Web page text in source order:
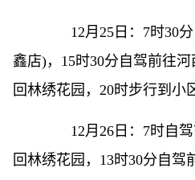
12月25日：7时30分
鑫店)，15时30分自驾前往
回林绣花园，20时步行到小
12月26日：7时自驾
回林绣花园，13时30分自驾